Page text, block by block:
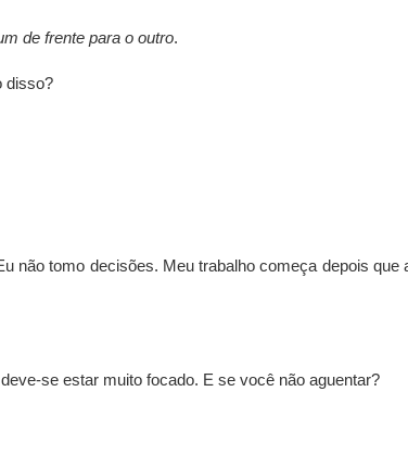
de frente para o outro.
disso?
não tomo decisões. Meu trabalho começa depois
se estar muito focado. E se você não aguentar?